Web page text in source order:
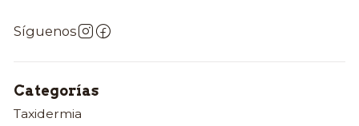
Síguenos
Categorías
Taxidermia